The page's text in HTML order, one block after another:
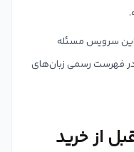
این سرویس مسئله
فهرست رسمی زبان‌های
از خرید